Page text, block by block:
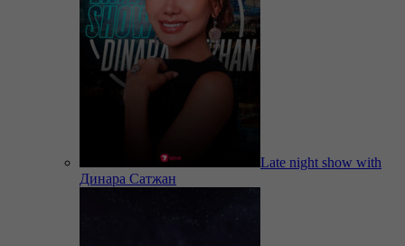
Late night show with
Динара Сатжан